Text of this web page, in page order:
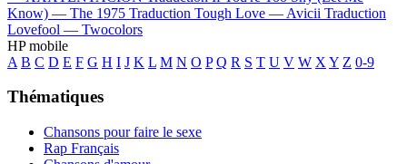
Know) — The 1975 Traduction Tough Love — Avicii Traduction
Lovefool — Twocolors
HP mobile
A B C D E F G H I J K L M N O P Q R S T U V W X Y Z 0-9
Thématiques
Chansons pour faire le sexe
Rap Français